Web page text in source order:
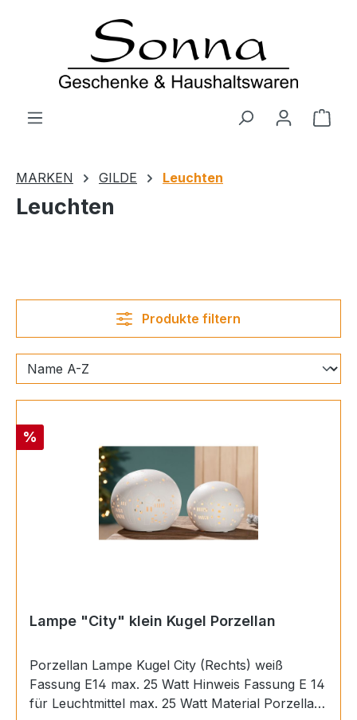
Zum Hauptinhalt springen
MARKEN GILDE Leuchten
Leuchten
Produkte filtern
Rabatt
%
Lampe "City" klein Kugel Porzellan
Porzellan Lampe Kugel City (Rechts) weiß
Fassung E14 max. 25 Watt Hinweis Fassung E 14
für Leuchtmittel max. 25 Watt Material Porzellan